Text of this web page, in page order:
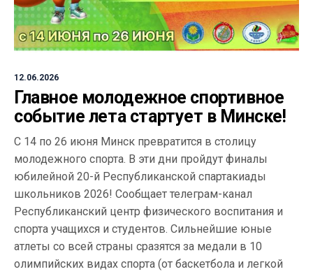
12.06.2026
Главное молодежное спортивное
событие лета стартует в Минске!
С 14 по 26 июня Минск превратится в столицу
молодежного спорта. В эти дни пройдут финалы
юбилейной 20-й Республиканской спартакиады
школьников 2026! Сообщает телеграм-канал
Республиканский центр физического воспитания и
спорта учащихся и студентов. Сильнейшие юные
атлеты со всей страны сразятся за медали в 10
олимпийских видах спорта (от баскетбола и легкой